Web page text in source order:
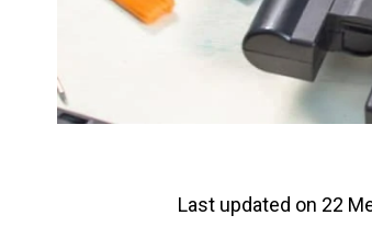
Last updated on 22